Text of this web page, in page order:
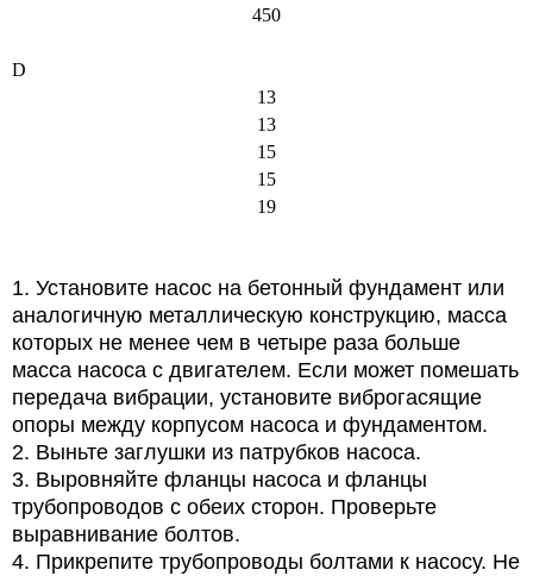
450
D
13
13
15
15
19
1. Установите насос на бетонный фундамент или
аналогичную металлическую конструкцию, масса
которых не менее чем в четыре раза больше
масса насоса с двигателем. Если может помешать
передача вибрации, установите виброгасящие
опоры между корпусом насоса и фундаментом.
2. Выньте заглушки из патрубков насоса.
3. Выровняйте фланцы насоса и фланцы
трубопроводов с обеих сторон. Проверьте
выравнивание болтов.
4. Прикрепите трубопроводы болтами к насосу. Не